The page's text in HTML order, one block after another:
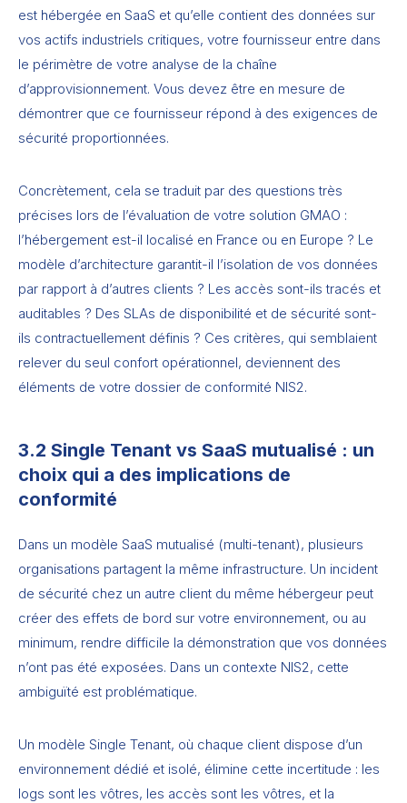
est hébergée en SaaS et qu’elle contient des données sur
vos actifs industriels critiques, votre fournisseur entre dans
le périmètre de votre analyse de la chaîne
d’approvisionnement. Vous devez être en mesure de
démontrer que ce fournisseur répond à des exigences de
sécurité proportionnées.
Concrètement, cela se traduit par des questions très
précises lors de l’évaluation de votre solution GMAO :
l’hébergement est-il localisé en France ou en Europe ? Le
modèle d’architecture garantit-il l’isolation de vos données
par rapport à d’autres clients ? Les accès sont-ils tracés et
auditables ? Des SLAs de disponibilité et de sécurité sont-
ils contractuellement définis ? Ces critères, qui semblaient
relever du seul confort opérationnel, deviennent des
éléments de votre dossier de conformité NIS2.
3.2 Single Tenant vs SaaS mutualisé : un
choix qui a des implications de
conformité
Dans un modèle SaaS mutualisé (multi-tenant), plusieurs
organisations partagent la même infrastructure. Un incident
de sécurité chez un autre client du même hébergeur peut
créer des effets de bord sur votre environnement, ou au
minimum, rendre difficile la démonstration que vos données
n’ont pas été exposées. Dans un contexte NIS2, cette
ambiguïté est problématique.
Un modèle Single Tenant, où chaque client dispose d’un
environnement dédié et isolé, élimine cette incertitude : les
logs sont les vôtres, les accès sont les vôtres, et la